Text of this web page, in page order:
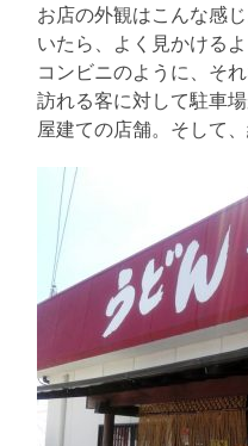
お店の外観はこんな感
いたら、よく見かける
コンビニのように、そ
訪れる客に対して駐車
屋建ての店舗。そして